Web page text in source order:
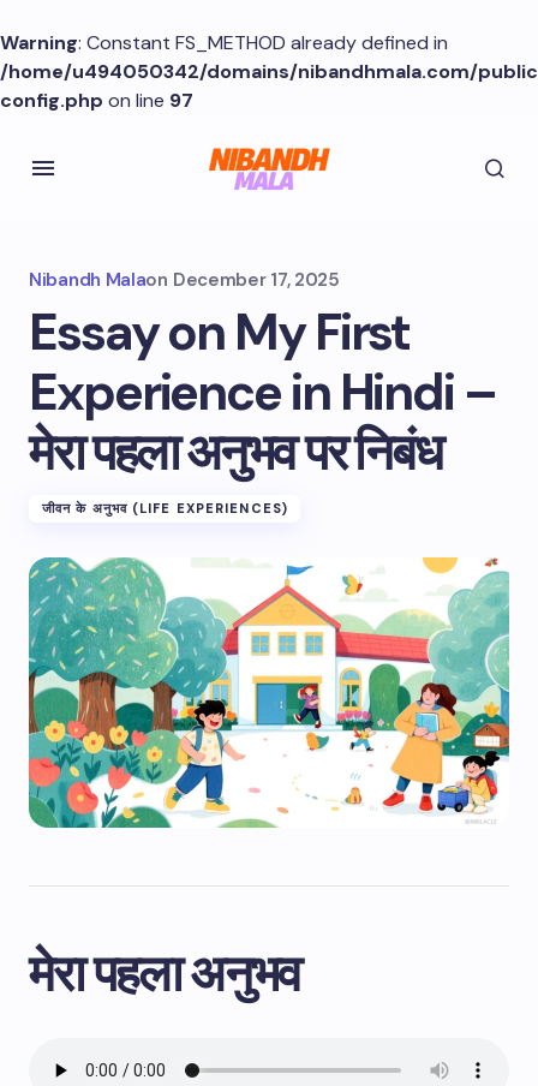
Warning: Constant FS_METHOD already defined in
/home/u494050342/domains/nibandhmala.com/
config.php on line 97
Nibandh Malaon December 17, 2025
Essay on My First
Experience in Hindi –
मेरा पहला अनुभव पर निबंध
जीवन के अनुभव (LIFE EXPERIENCES)
मेरा पहला अनुभव